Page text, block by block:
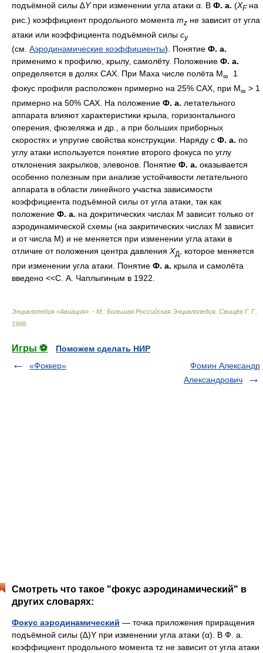
подъёмной силы ∆Yпри изменении угла атаки α. В Ф. а. (XFна
рис.) коэффициент продольного момента mz не зависит от угла
атаки или коэффициента подъёмной силы cy
(см. Аэродинамические коэффициенты). Понятие Ф. а.
применимо к профилю, крылу, самолёту. Положение Ф. а.
определяется в долях САХ. При Маха числе полёта М∞
1
фокус профиля расположен примерно на 25% САХ, при М∞ > 1
примерно на 50% САХ. На положение Ф. а. летательного
аппарата влияют характеристики крыла, горизонтального
оперения, фюзеляжа и др., а при больших приборных
скоростях и упругие свойства конструкции. Наряду с Ф. а. по
углу атаки используется понятие второго фокуса по углу
отклонения закрылков, элевонов. Понятие Ф. а. оказывается
особенно полезным при анализе устойчивости летательного
аппарата в области линейного участка зависимости
коэффициента подъёмной силы от угла атаки, так как
положение Ф. а. на докритических числах М зависит только от
аэродинамической схемы (на закритических числах М зависит
и от числа М) и не меняется при изменении угла атаки в
отличие от положения центра давления XД
, которое меняется
при изменении угла атаки. Понятие Ф. а. крыла и самолёта
введено <<С. А. Чаплыгиным в 1922.
Энциклопедия «Авиация». - М.: Большая Российская Энциклопедия Свищёв Г. Г.
1998
Игры ⚽
Поможем сделать НИР
«Фоккер»
Фомин Александр
Александрович
Смотреть что такое "фокус аэродинамический" в
других словарях:
Фокус аэродинамический — точка приложения приращения
подъёмной силы (∆)Y при изменении угла атаки (α). В Ф. а.
коэффициент продольного момента тz не зависит от угла атаки